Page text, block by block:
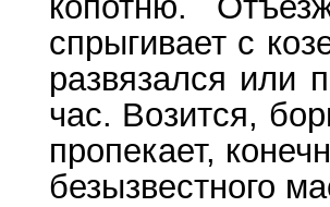
спрыгивает с
развязался или
час. Возится,
пропекает,
безызвестного